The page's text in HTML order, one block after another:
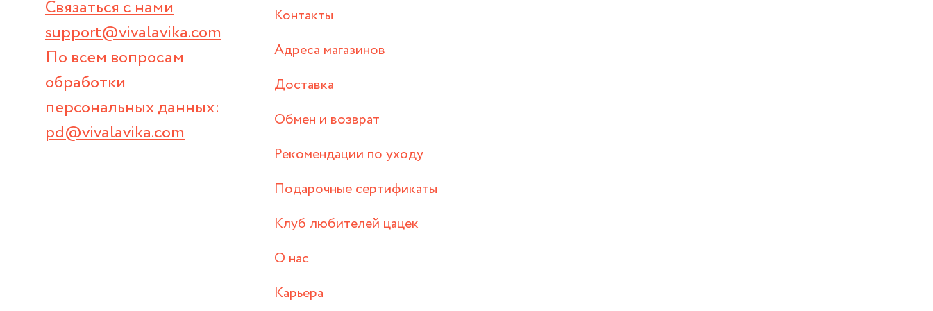
Связаться с нами
support@vivalavika.com
По всем вопросам
обработки
персональных данных:
pd@vivalavika.com
Контакты
Адреса магазинов
Доставка
Обмен и возврат
Рекомендации по уходу
Подарочные сертификаты
Клуб любителей цацек
О нас
Карьера